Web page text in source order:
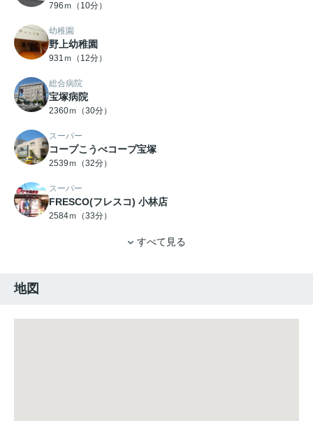
796ｍ（10分）
幼稚園
野上幼稚園
931ｍ（12分）
総合病院
宝塚病院
2360ｍ（30分）
スーパー
コープこうべコープ宝塚
2539ｍ（32分）
スーパー
FRESCO(フレスコ) 小林店
2584ｍ（33分）
すべて見る
地図